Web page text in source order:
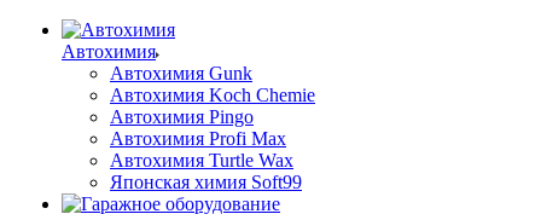
Автохимия
Автохимия Gunk
Автохимия Koch Chemie
Автохимия Pingo
Автохимия Profi Max
Автохимия Turtle Wax
Японская химия Soft99